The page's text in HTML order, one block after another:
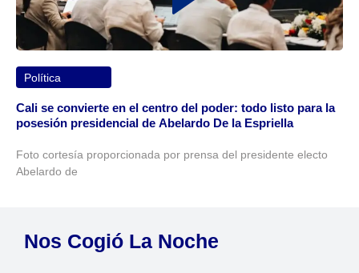
Política
Cali se convierte en el centro del poder: todo listo para la
posesión presidencial de Abelardo De la Espriella
Foto cortesía proporcionada por prensa del presidente electo
Abelardo de
Nos Cogió La Noche